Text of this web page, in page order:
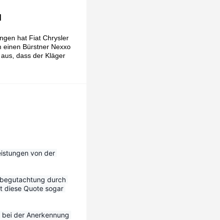
hat Fiat Chrysler
einen Bürstner Nexxo
dass der Kläger
von der
durch
diese Quote sogar
der Anerkennung